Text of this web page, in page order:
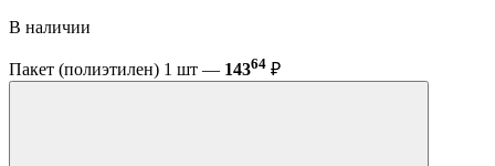
В наличии
Пакет (полиэтилен) 1 шт — 14364 ₽